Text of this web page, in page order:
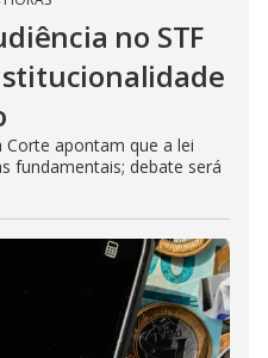
no STF
apontam que a lei
fundamentais; debate será